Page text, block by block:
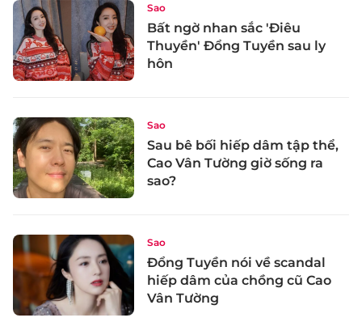
Sao
Bất ngờ nhan sắc 'Điêu
Thuyền' Đổng Tuyền sau ly
hôn
Sao
Sau bê bối hiếp dâm tập thể,
Cao Vân Tường giờ sống ra
sao?
Sao
Đổng Tuyền nói về scandal
hiếp dâm của chồng cũ Cao
Vân Tường